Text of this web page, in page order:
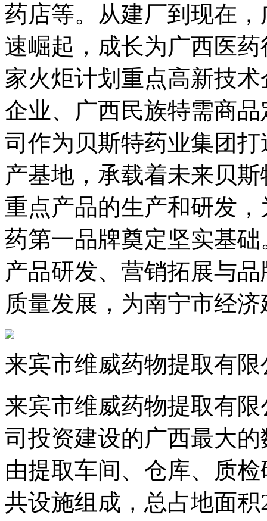
药店等。从建厂到现在
速崛起，成长为广西医
家火炬计划重点高新技
企业、广西民族特需商
司作为贝斯特药业集团
产基地，承载着未来贝
重点产品的生产和研发
药第一品牌奠定坚实基
产品研发、营销拓展与
质量发展，为南宁市经
来宾市维威药物提取有限
来宾市维威药物提取有
司投资建设的广西最大
由提取车间、仓库、质
共设施组成，总占地面